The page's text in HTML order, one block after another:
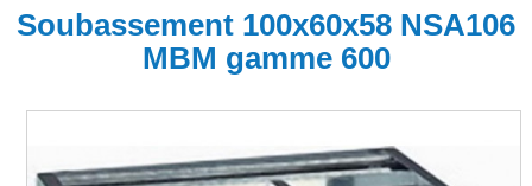
Soubassement 100x60x58 NSA106
MBM gamme 600